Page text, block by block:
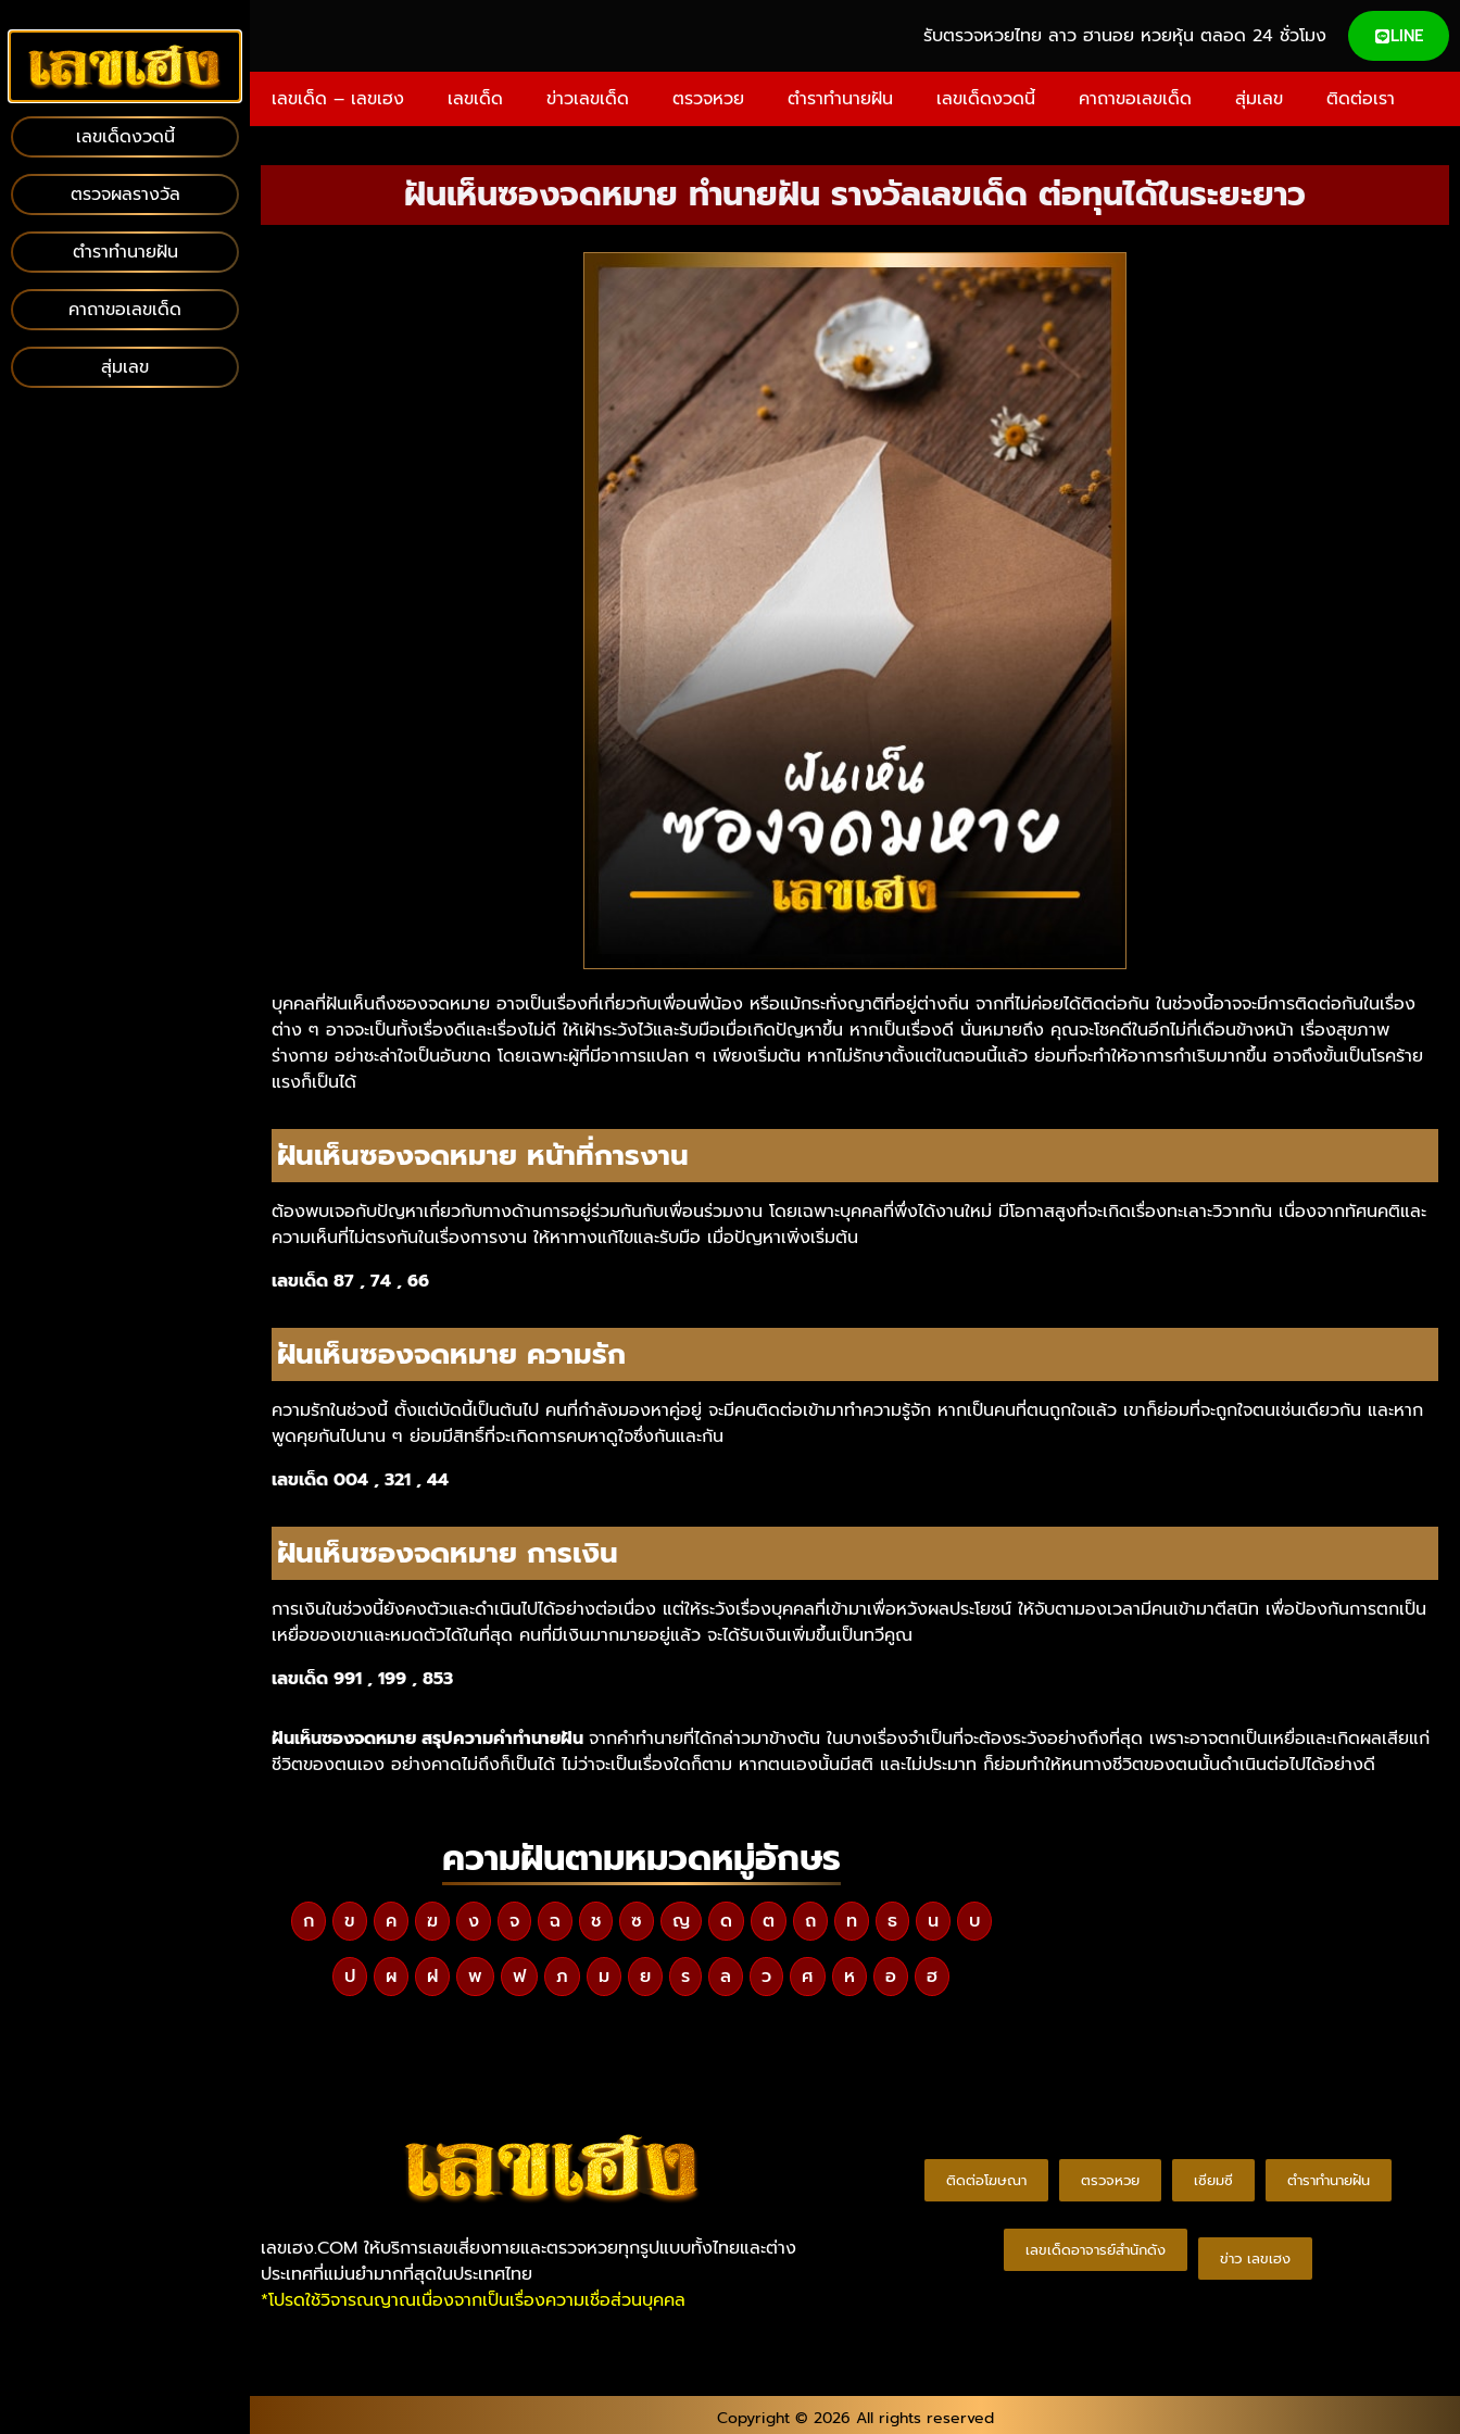
รับตรวจหวยไทย ลาว ฮานอย หวยหุ้น ตลอด 24 ชั่วโมง LINE
เลขเด็ด – เลขเฮง เลขเด็ด ข่าวเลขเด็ด ตรวจหวย ตำราทำนายฝัน เลขเด็ดงวดนี้ คาถาขอเลขเด็ด สุ่มเลข ติดต่อเรา
ฝันเห็นซองจดหมาย ทำนายฝัน รางวัลเลขเด็ด ต่อทุนได้ในระยะยาว
บุคคลที่ฝันเห็นถึงซองจดหมาย อาจเป็นเรื่องที่เกี่ยวกับเพื่อนพี่น้อง หรือแม้กระทั่งญาติที่อยู่ต่างถิ่น จากที่ไม่ค่อยได้ติดต่อกัน ในช่วงนี้อาจจะมีการติดต่อกันในเรื่อง
ต่าง ๆ อาจจะเป็นทั้งเรื่องดีและเรื่องไม่ดี ให้เฝ้าระวังไว้และรับมือเมื่อเกิดปัญหาขึ้น หากเป็นเรื่องดี นั่นหมายถึง คุณจะโชคดีในอีกไม่กี่เดือนข้างหน้า เรื่องสุขภาพ
ร่างกาย อย่าชะล่าใจเป็นอันขาด โดยเฉพาะผู้ที่มีอาการแปลก ๆ เพียงเริ่มต้น หากไม่รักษาตั้งแต่ในตอนนี้แล้ว ย่อมที่จะทำให้อาการกำเริบมากขึ้น อาจถึงขั้นเป็นโรคร้าย
แรงก็เป็นได้
ฝันเห็นซองจดหมาย หน้าที่การงาน
ต้องพบเจอกับปัญหาเกี่ยวกับทางด้านการอยู่ร่วมกันกับเพื่อนร่วมงาน โดยเฉพาะบุคคลที่พึ่งได้งานใหม่ มีโอกาสสูงที่จะเกิดเรื่องทะเลาะวิวาทกัน เนื่องจากทัศนคติและ
ความเห็นที่ไม่ตรงกันในเรื่องการงาน ให้หาทางแก้ไขและรับมือ เมื่อปัญหาเพิ่งเริ่มต้น
เลขเด็ด 87 , 74 , 66
ฝันเห็นซองจดหมาย ความรัก
ความรักในช่วงนี้ ตั้งแต่บัดนี้เป็นต้นไป คนที่กำลังมองหาคู่อยู่ จะมีคนติดต่อเข้ามาทำความรู้จัก หากเป็นคนที่ตนถูกใจแล้ว เขาก็ย่อมที่จะถูกใจตนเช่นเดียวกัน และหาก
พูดคุยกันไปนาน ๆ ย่อมมีสิทธิ์ที่จะเกิดการคบหาดูใจซึ่งกันและกัน
เลขเด็ด 004 , 321 , 44
ฝันเห็นซองจดหมาย การเงิน
การเงินในช่วงนี้ยังคงตัวและดำเนินไปได้อย่างต่อเนื่อง แต่ให้ระวังเรื่องบุคคลที่เข้ามาเพื่อหวังผลประโยชน์ ให้จับตามองเวลามีคนเข้ามาตีสนิท เพื่อป้องกันการตกเป็น
เหยื่อของเขาและหมดตัวได้ในที่สุด คนที่มีเงินมากมายอยู่แล้ว จะได้รับเงินเพิ่มขึ้นเป็นทวีคูณ
เลขเด็ด 991 , 199 , 853
ฝันเห็นซองจดหมาย สรุปความคำทำนายฝัน จากคำทำนายที่ได้กล่าวมาข้างต้น ในบางเรื่องจำเป็นที่จะต้องระวังอย่างถึงที่สุด เพราะอาจตกเป็นเหยื่อและเกิดผลเสียแก่
ชีวิตของตนเอง อย่างคาดไม่ถึงก็เป็นได้ ไม่ว่าจะเป็นเรื่องใดก็ตาม หากตนเองนั้นมีสติ และไม่ประมาท ก็ย่อมทำให้หนทางชีวิตของตนนั้นดำเนินต่อไปได้อย่างดี
ความฝันตามหมวดหมู่อักษร
ก ข ค ฆ ง จ ฉ ช ซ ญ ด ต ถ ท ธ น บ
ป ผ ฝ พ ฟ ภ ม ย ร ล ว ศ ห อ ฮ
เลขเฮง.COM ให้บริการเลขเสี่ยงทายและตรวจหวยทุกรูปแบบทั้งไทยและต่าง
ประเทศที่แม่นยำมากที่สุดในประเทศไทย
*โปรดใช้วิจารณญาณเนื่องจากเป็นเรื่องความเชื่อส่วนบุคคล
ติดต่อโฆษณา ตรวจหวย เซียมซี ตำราทำนายฝัน
เลขเด็ดอาจารย์สำนักดัง ข่าว เลขเฮง
Copyright © 2026 All rights reserved
เลขเด็ดงวดนี้
ตรวจผลรางวัล
ตำราทำนายฝัน
คาถาขอเลขเด็ด
สุ่มเลข